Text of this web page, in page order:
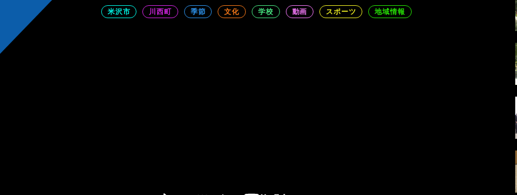
米沢市 川西町 季節 文化 学校 動画 スポーツ 地域情報